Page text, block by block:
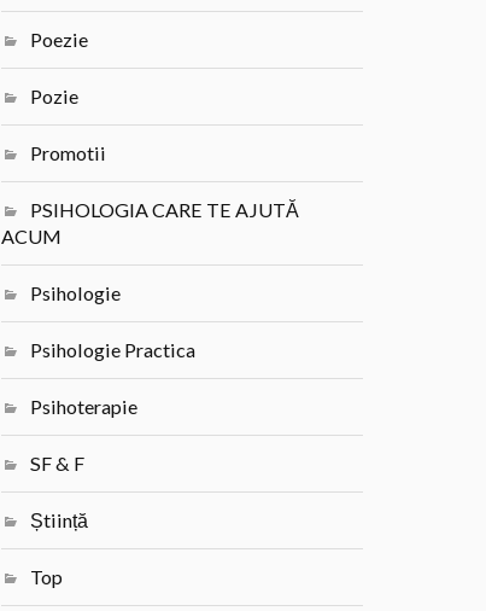
Poezie
Pozie
Promotii
PSIHOLOGIA CARE TE AJUTĂ
ACUM
Psihologie
Psihologie Practica
Psihoterapie
SF & F
Știință
Top